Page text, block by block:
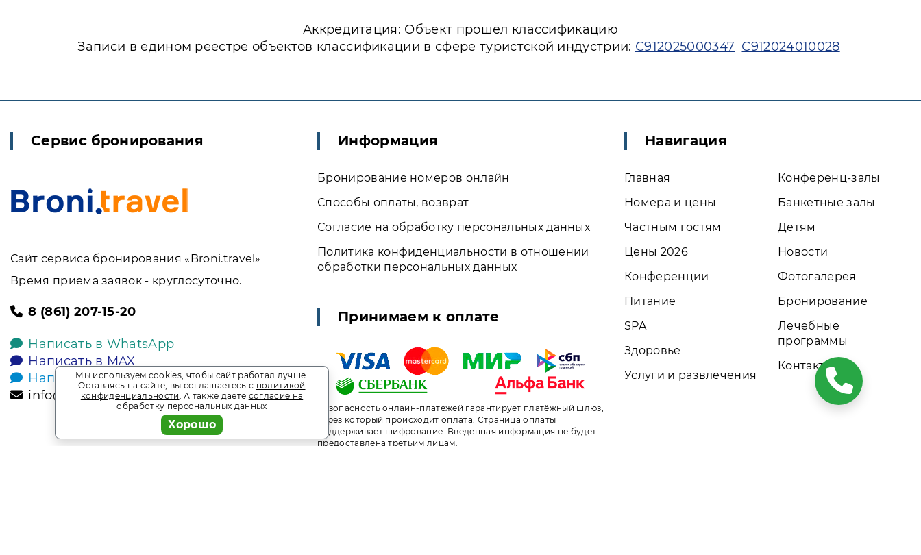
Аккредитация: Объект прошёл классификацию
Записи в едином реестре объектов классификации в сфере туристской индустрии: С912025000347 С912024010028
Сервис бронирования
Сайт сервиса бронирования «Broni.travel»
Время приема заявок - круглосуточно.
8 (861) 207-15-20
Написать в WhatsApp
Написать в MAX
Написать в Telegram
info@broni.travel
Информация
Бронирование номеров онлайн
Способы оплаты, возврат
Согласие на обработку персональных данных
Политика конфиденциальности в отношении
обработки персональных данных
Принимаем к оплате
Безопасность онлайн-платежей гарантирует платёжный шлюз,
через который происходит оплата. Страница оплаты
поддерживает шифрование. Введенная информация не будет
предоставлена третьим лицам.
Навигация
Главная
Номера и цены
Частным гостям
Цены 2026
Конференции
Питание
SPA
Здоровье
Услуги и развлечения
Конференц-залы
Банкетные залы
Детям
Новости
Фотогалерея
Бронирование
Лечебные
программы
Контакты
Мы используем cookies, чтобы сайт работал лучше.
Оставаясь на сайте, вы соглашаетесь с политикой
конфиденциальности. А также даёте согласие на
обработку персональных данных
Хорошо